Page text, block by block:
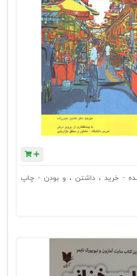
- خرید ، داشتن ، و بودن - چاپ